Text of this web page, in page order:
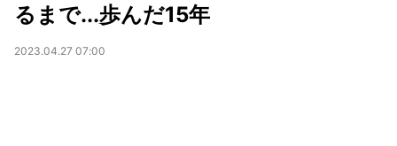
るまで...歩んだ15年
2023.04.27 07:00